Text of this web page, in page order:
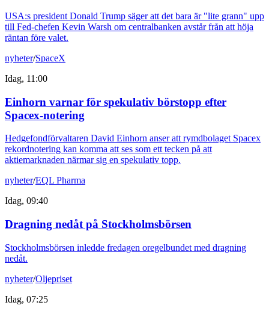
USA:s president Donald Trump säger att det bara är "lite grann" upp
till Fed-chefen Kevin Warsh om centralbanken avstår från att höja
räntan före valet.
nyheter/SpaceX
Idag, 11:00
Einhorn varnar för spekulativ börstopp efter
Spacex-notering
Hedgefondförvaltaren David Einhorn anser att rymdbolaget Spacex
rekordnotering kan komma att ses som ett tecken på att
aktiemarknaden närmar sig en spekulativ topp.
nyheter/EQL Pharma
Idag, 09:40
Dragning nedåt på Stockholmsbörsen
Stockholmsbörsen inledde fredagen oregelbundet med dragning
nedåt.
nyheter/Oljepriset
Idag, 07:25